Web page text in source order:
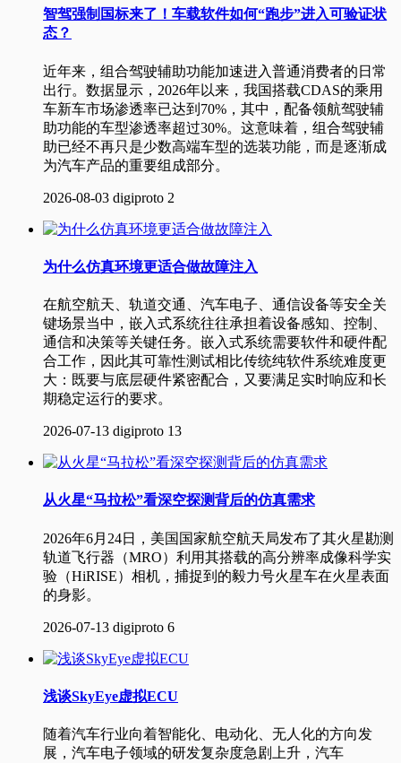
智驾强制国标来了！车载软件如何“跑步”进入可验证状
态？
近年来，组合驾驶辅助功能加速进入普通消费者的日常
出行。数据显示，2026年以来，我国搭载CDAS的乘用
车新车市场渗透率已达到70%，其中，配备领航驾驶辅
助功能的车型渗透率超过30%。这意味着，组合驾驶辅
助已经不再只是少数高端车型的选装功能，而是逐渐成
为汽车产品的重要组成部分。
2026-08-03 digiproto 2
为什么仿真环境更适合做故障注入
​ 在航空航天、轨道交通、汽车电子、通信设备等安全关
键场景当中，嵌入式系统往往承担着设备感知、控制、
通信和决策等关键任务。嵌入式系统需要软件和硬件配
合工作，因此其可靠性测试相比传统纯软件系统难度更
大：既要与底层硬件紧密配合，又要满足实时响应和长
期稳定运行的要求。
2026-07-13 digiproto 13
从火星“马拉松”看深空探测背后的仿真需求
2026年6月24日，美国国家航空航天局发布了其火星勘测
轨道飞行器（MRO）利用其搭载的高分辨率成像科学实
验（HiRISE）相机，捕捉到的毅力号火星车在火星表面
的身影。
2026-07-13 digiproto 6
浅谈SkyEye虚拟ECU
随着汽车行业向着智能化、电动化、无人化的方向发
展，汽车电子领域的研发复杂度急剧上升，汽车